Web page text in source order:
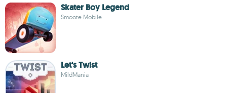
Skater Boy Legend
Smoote Mobile
Let's Twist
MildMania